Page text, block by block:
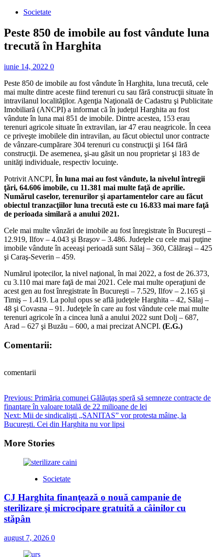
Societate
Peste 850 de imobile au fost vândute luna
trecută în Harghita
iunie 14, 2022 0
Peste 850 de imobile au fost vândute în Harghita, luna trecută, cele
mai multe dintre aceste fiind terenuri cu sau fără construcţii situate în
intravilanul localităţilor. Agenţia Naţională de Cadastru şi Publicitate
Imobiliară (ANCPI) a informat că în judeţul Harghita au fost
vândute în luna mai 851 de imobile. Dintre acestea, 153 erau
terenuri agricole situate în extravilan, iar 47 erau neagricole. În ceea
ce priveşte imobilele din intravilan, au făcut obiectul unor contracte
de vânzare-cumpărare 304 terenuri cu construcţii şi 164 fără
construcţii. De asemenea, şi-au găsit un nou proprietar şi 183 de
unităţi individuale, respectiv locuinţe.
Potrivit ANCPI, În luna mai au fost vândute, la nivelul întregii
ţări, 64.606 imobile, cu 11.381 mai multe faţă de aprilie.
Numărul caselor, terenurilor şi apartamentelor care au făcut
obiectul tranzacţiilor luna trecută este cu 16.833 mai mare faţă
de perioada similară a anului 2021.
Cele mai multe vânzări de imobile au fost înregistrate în Bucureşti –
12.919, Ilfov – 4.043 şi Braşov – 3.486. Judeţele cu cele mai puţine
imobile vândute în aceeaşi perioadă sunt Sălaj – 360, Călăraşi – 425
şi Caraş-Severin – 459.
Numărul ipotecilor, la nivel naţional, în mai 2022, a fost de 26.373,
cu 3.110 mai mare faţă de mai 2021. Cele mai multe operaţiuni de
acest gen au fost înregistrate în Bucureşti – 7.529, Ilfov – 2.165 şi
Timiş – 1.419. La polul opus se află judeţele Harghita – 42, Sălaj –
48 şi Covasna – 91. Judeţele în care au fost vândute cele mai multe
terenuri agricole în a cincea lună a anului 2022 sunt Dolj – 687,
Arad – 627 şi Buzău – 600, a mai precizat ANCPI. (E.G.)
Comentarii:
comentarii
Post
navigation
Previous: Primăria comunei Gălăuţaş speră să semneze contracte de
finanţare în valoare totală de 22 milioane de lei
Next: Mii de sindicalişti „SANITAS” vor protesta mâine, la
Bucureşti. Cei din Harghita nu vor lipsi
More Stories
Societate
CJ Harghita finanţează o nouă campanie de
sterilizare şi microcipare gratuită a câinilor cu
stăpân
august 7, 2026 0